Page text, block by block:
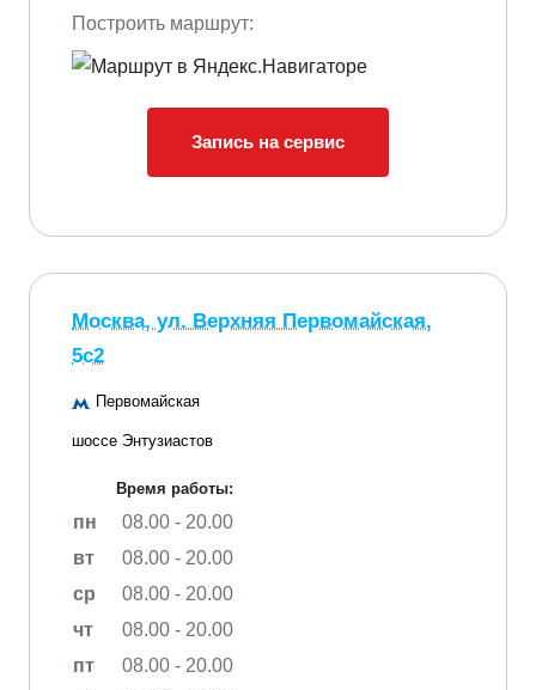
Построить маршрут:
Запись на сервис
Москва, ул. Верхняя Первомайская,
5с2
Первомайская
шоссе Энтузиастов
Время работы:
пн
08.00 - 20.00
вт
08.00 - 20.00
ср
08.00 - 20.00
чт
08.00 - 20.00
пт
08.00 - 20.00